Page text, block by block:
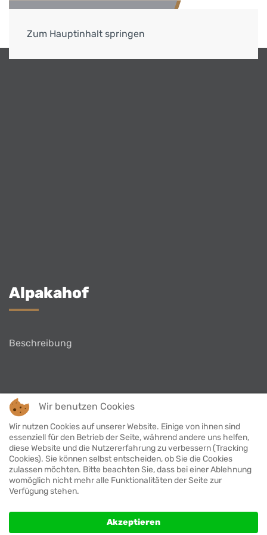
Zum Hauptinhalt springen
Alpakahof
Beschreibung
Zurück zu meinen Referenzen
Wir benutzen Cookies
Wir nutzen Cookies auf unserer Website. Einige von ihnen sind
essenziell für den Betrieb der Seite, während andere uns helfen,
diese Website und die Nutzererfahrung zu verbessern (Tracking
Cookies). Sie können selbst entscheiden, ob Sie die Cookies
zulassen möchten. Bitte beachten Sie, dass bei einer Ablehnung
womöglich nicht mehr alle Funktionalitäten der Seite zur
Verfügung stehen.
Akzeptieren